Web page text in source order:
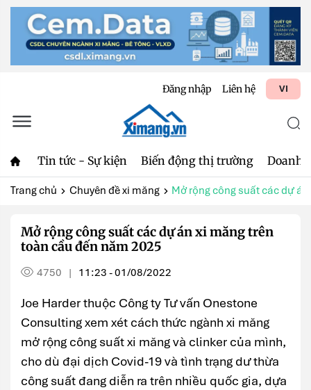
Đăng nhập Liên hệ VI
Tin tức - Sự kiện Biến động thị trường Doanh
Trang chủ Chuyên đề xi măng Mở rộng công suất các dự
Mở rộng công suất các dự án xi măng trên
toàn cầu đến năm 2025
4750 | 11:23 - 01/08/2022
Joe Harder thuộc Công ty Tư vấn Onestone
Consulting xem xét cách thức ngành xi măng
mở rộng công suất xi măng và clinker của mình,
cho dù đại dịch Covid-19 và tình trạng dư thừa
công suất đang diễn ra trên nhiều quốc gia, dựa